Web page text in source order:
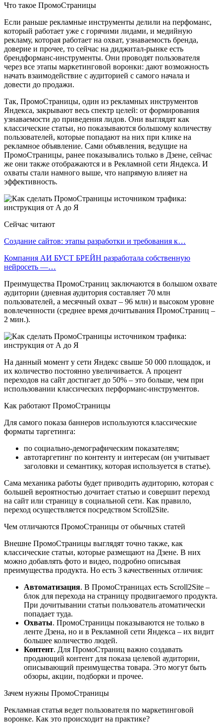
Что такое ПромоСтраницы
Если раньше рекламные инструменты делили на перфоманс,
который работает уже с горячими лидами, и медийную
рекламу, которая работает на охват, узнаваемость бренда,
доверие и прочее, то сейчас на диджитал-рынке есть
брендформанс-инструменты. Они проводят пользователя
через все этапы маркетинговой воронки: дают возможность
начать взаимодействие с аудиторией с самого начала и
довести до продажи.
Так, ПромоСтраницы, один из рекламных инструментов
Яндекса, закрывают весь спектр целей: от формирования
узнаваемости до приведения лидов. Они выглядят как
классические статьи, но показываются большому количеству
пользователей, которые попадают на них при клике на
рекламное объявление. Сами объявления, ведущие на
ПромоСтраницы, ранее показывались только в Дзене, сейчас
же они также отображаются и в Рекламной сети Яндекса. И
охваты стали намного выше, что напрямую влияет на
эффективность.
Сейчас читают
Создание сайтов: этапы разработки и требования к…
Компания АИ БУСТ БРЕЙН разработала собственную
нейросеть —…
Преимущества ПромоСтраниц заключаются в большом охвате
аудитории (дневная аудитория составляет 70 млн
пользователей, а месячный охват – 96 млн) и высоком уровне
вовлеченности (среднее время дочитывания ПромоСтраниц –
2 мин.).
На данный момент у сети Яндекс свыше 50 000 площадок, и
их количество постоянно увеличивается. А процент
переходов на сайт достигает до 50% – это больше, чем при
использовании классических перформанс-инструментов.
Как работают ПромоСтраницы
Для самого показа баннеров используются классические
форматы таргетинга:
по социально-демографическим показателям;
автотаргетинг по контенту и интересам (он учитывает
заголовки и семантику, которая используется в статье).
Сама механика работы будет приводить аудиторию, которая с
большей вероятностью дочитает статью и совершит переход
на сайт или страницу в социальной сети. Как правило,
переход осуществляется посредством Scroll2Site.
Чем отличаются ПромоСтраницы от обычных статей
Внешне ПромоСтраницы выглядят точно также, как
классические статьи, которые размещают на Дзене. В них
можно добавлять фото и видео, подробно описывая
преимущества продукта. Но есть 3 качественных отличия:
Автоматизация. В ПромоСтраницах есть Scroll2Site –
блок для перехода на страницу продвигаемого продукта.
При дочитывании статьи пользователь атоматически
попадает туда.
Охваты. ПромоСтраницы показываются не только в
ленте Дзена, но и в Рекламной сети Яндекса – их видит
большее количество людей.
Контент. Для ПромоСтраниц важно создавать
продающий контент для показа целевой аудитории,
описывающий преимущества товара. Это могут быть
обзоры, акции, подборки и прочее.
Зачем нужны ПромоСтраницы
Рекламная статья ведет пользователя по маркетинговой
воронке. Как это происходит на практике?